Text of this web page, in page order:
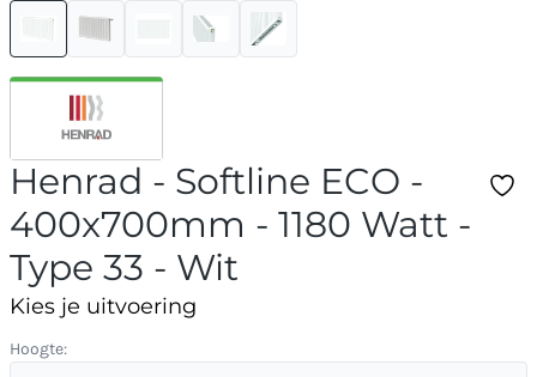
Henrad - Softline ECO -
400x700mm - 1180 Watt -
Type 33 - Wit
Kies je uitvoering
Hoogte: